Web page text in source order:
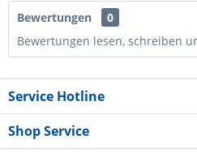
Bewertungen
0
Bewertungen lesen, schreiben
Service Hotline
Shop Service